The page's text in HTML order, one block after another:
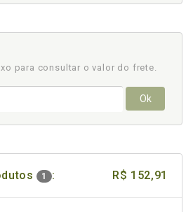
para consultar o valor do frete.
Ok
1 : R$ 152,91